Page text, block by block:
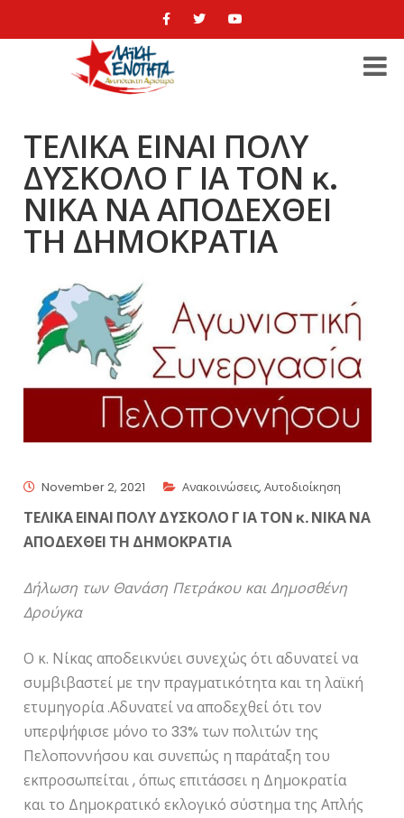
ΤΕΛΙΚΑ ΕΙΝΑΙ ΠΟΛΥ
ΔΥΣΚΟΛΟ Γ ΙΑ ΤΟΝ κ.
ΝΙΚΑ ΝΑ ΑΠΟΔΕΧΘΕΙ
ΤΗ ΔΗΜΟΚΡΑΤΙΑ
November 2, 2021 Ανακοινώσεις,Αυτοδιοίκηση
ΤΕΛΙΚΑ ΕΙΝΑΙ ΠΟΛΥ ΔΥΣΚΟΛΟ Γ ΙΑ ΤΟΝ κ. ΝΙΚΑ ΝΑ
ΑΠΟΔΕΧΘΕΙ ΤΗ ΔΗΜΟΚΡΑΤΙΑ
Δήλωση των Θανάση Πετράκου και Δημοσθένη
Δρούγκα
Ο κ. Νίκας αποδεικνύει συνεχώς ότι αδυνατεί να
συμβιβαστεί με την πραγματικότητα και τη λαϊκή
ετυμηγορία .Αδυνατεί να αποδεχθεί ότι τον
υπερψήφισε μόνο το 33% των πολιτών της
Πελοποννήσου και συνεπώς η παράταξη του
εκπροσωπείται , όπως επιτάσσει η Δημοκρατία
και το Δημοκρατικό εκλογικό σύστημα της Απλής